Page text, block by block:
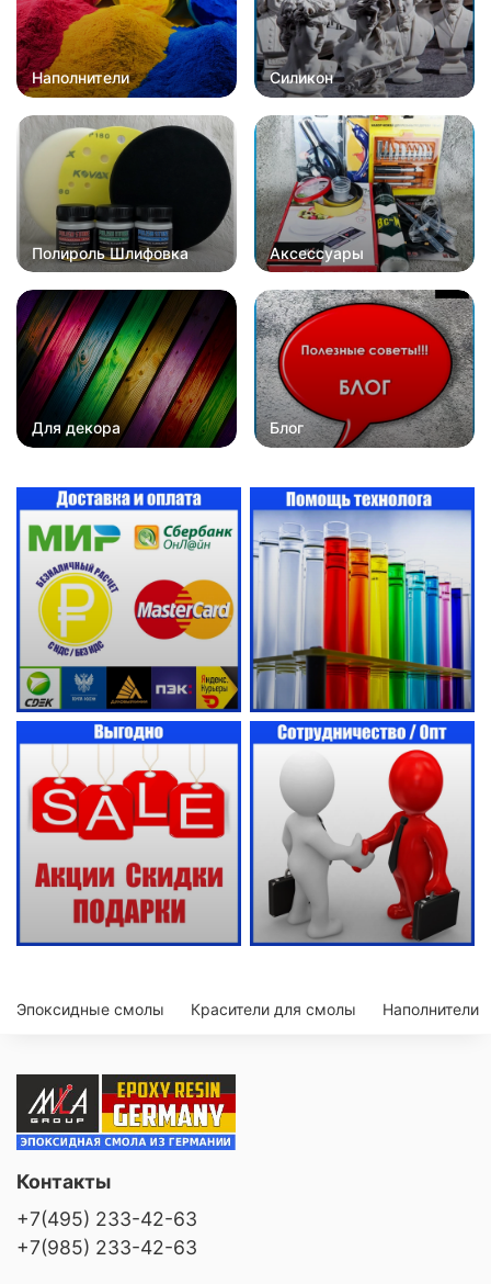
Наполнители Силикон
Полироль Шлифовка Аксессуары
Для декора Блог
Эпоксидные смолы Красители для смолы Наполнители
Контакты
+7(495) 233-42-63
+7(985) 233-42-63